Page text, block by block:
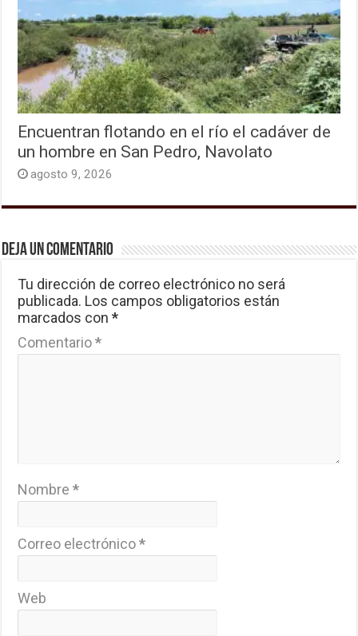
Encuentran flotando en el río el cadáver de
un hombre en San Pedro, Navolato
agosto 9, 2026
Deja un comentario
Tu dirección de correo electrónico no será
publicada. Los campos obligatorios están
marcados con*
Comentario*
Nombre*
Correo electrónico*
Web